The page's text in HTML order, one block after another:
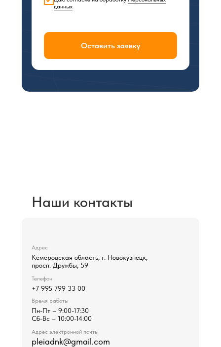
данных
Оставить заявку
Наши контакты
Адрес
Кемеровская область, г. Новокузнецк,
просп. Дружбы, 59
Телефон
+7 995 799 33 00
Время работы
Пн-Пт – 9:00-17:30
Сб-Вс – 10:00-14:00
Адрес электронной почты
pleiadnk@gmail.com